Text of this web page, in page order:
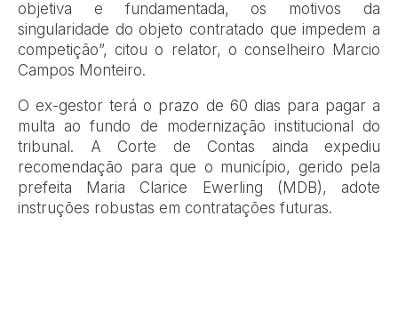
objetiva e fundamentada, os motivos da
singularidade do objeto contratado que impedem a
competição”, citou o relator, o conselheiro Marcio
Campos Monteiro.
O ex-gestor terá o prazo de 60 dias para pagar a
multa ao fundo de modernização institucional do
tribunal. A Corte de Contas ainda expediu
recomendação para que o município, gerido pela
prefeita Maria Clarice Ewerling (MDB), adote
instruções robustas em contratações futuras.